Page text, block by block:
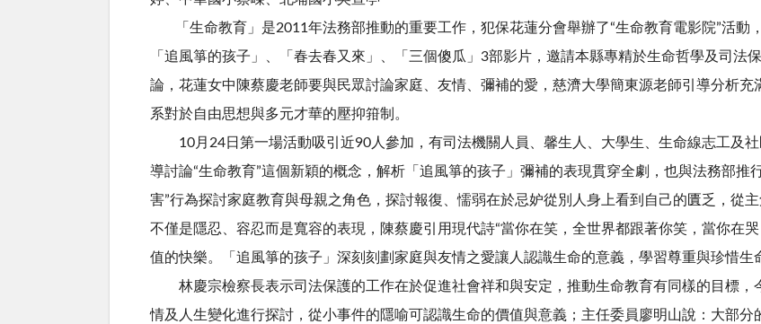
「生命教育」是2011年法務部推動的重要工作，犯保花蓮分會舉辦了“生命教育電影院”活動
「追風箏的孩子」、「春去春又來」、「三個傻瓜」3部影片，邀請本縣專精於生命哲學及司法
論，花蓮女中陳蔡慶老師要與民眾討論家庭、友情、彌補的愛，慈濟大學簡東源老師引導分析
系對於自由思想與多元才華的壓抑箝制。
10月24日第一場活動吸引近90人參加，有司法機關人員、馨生人、大學生、生命線志工及社
導討論“生命教育”這個新穎的概念，解析「追風箏的孩子」彌補的表現貫穿全劇，也與法務部推
害”行為探討家庭教育與母親之角色，探討報復、懦弱在於忌妒從別人身上看到自己的匱乏，從
不僅是隱忍、容忍而是寬容的表現，陳蔡慶引用現代詩“當你在笑，全世界都跟著你笑，當你在
值的快樂。「追風箏的孩子」深刻刻劃家庭與友情之愛讓人認識生命的意義，學習尊重與珍惜生
林慶宗檢察長表示司法保護的工作在於促進社會祥和與安定，推動生命教育有同樣的目標，
情及人生變化進行探討，從小事件的隱喻可認識生命的價值與意義；主任委員廖明山說：大部